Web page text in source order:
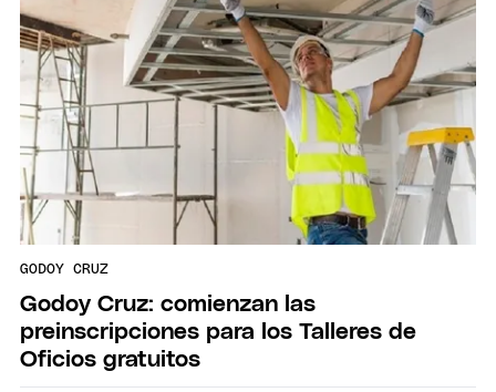
GODOY CRUZ
Godoy Cruz: comienzan las
preinscripciones para los Talleres de
Oficios gratuitos